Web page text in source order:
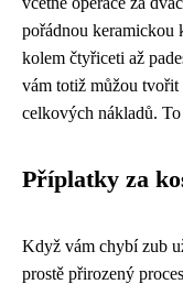
pořádnou keramickou
kolem čtyřiceti až
vám totiž můžou
celkových nákladů.
Příplatky za
Když vám chybí zub
prostě přirozený